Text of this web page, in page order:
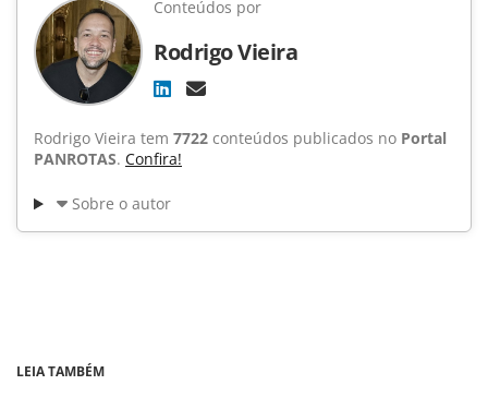
Conteúdos por
Rodrigo Vieira
Rodrigo Vieira tem 7722 conteúdos publicados no Portal
PANROTAS. Confira!
Sobre o autor
LEIA TAMBÉM